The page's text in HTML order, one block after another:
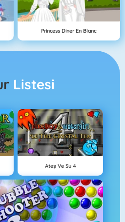
Princess Diner En Blanc
Listesi
Ateş Ve Su 4